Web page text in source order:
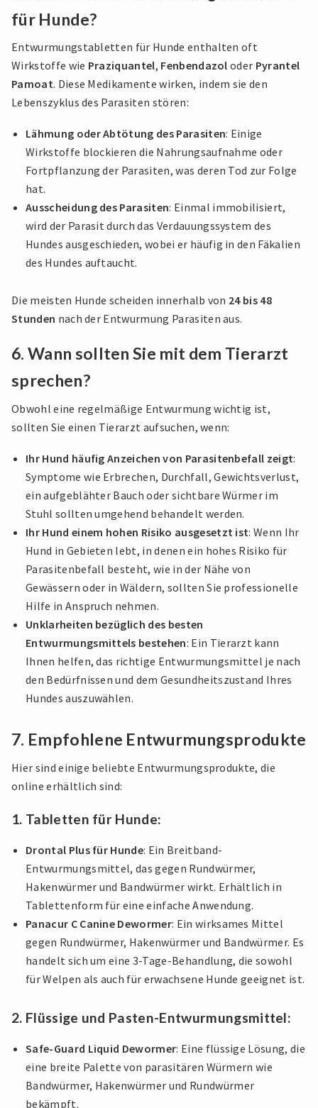
für Hunde?
Entwurmungstabletten für Hunde enthalten oft
Wirkstoffe wie Praziquantel, Fenbendazol oder Pyrantel
Pamoat. Diese Medikamente wirken, indem sie den
Lebenszyklus des Parasiten stören:
Lähmung oder Abtötung des Parasiten: Einige
Wirkstoffe blockieren die Nahrungsaufnahme oder
Fortpflanzung der Parasiten, was deren Tod zur Folge
hat.
Ausscheidung des Parasiten: Einmal immobilisiert,
wird der Parasit durch das Verdauungssystem des
Hundes ausgeschieden, wobei er häufig in den Fäkalien
des Hundes auftaucht.
Die meisten Hunde scheiden innerhalb von 24 bis 48
Stunden nach der Entwurmung Parasiten aus.
6. Wann sollten Sie mit dem Tierarzt
sprechen?
Obwohl eine regelmäßige Entwurmung wichtig ist,
sollten Sie einen Tierarzt aufsuchen, wenn:
Ihr Hund häufig Anzeichen von Parasitenbefall zeigt:
Symptome wie Erbrechen, Durchfall, Gewichtsverlust,
ein aufgeblähter Bauch oder sichtbare Würmer im
Stuhl sollten umgehend behandelt werden.
Ihr Hund einem hohen Risiko ausgesetzt ist: Wenn Ihr
Hund in Gebieten lebt, in denen ein hohes Risiko für
Parasitenbefall besteht, wie in der Nähe von
Gewässern oder in Wäldern, sollten Sie professionelle
Hilfe in Anspruch nehmen.
Unklarheiten bezüglich des besten
Entwurmungsmittels bestehen: Ein Tierarzt kann
Ihnen helfen, das richtige Entwurmungsmittel je nach
den Bedürfnissen und dem Gesundheitszustand Ihres
Hundes auszuwählen.
7. Empfohlene Entwurmungsprodukte
Hier sind einige beliebte Entwurmungsprodukte, die
online erhältlich sind:
1. Tabletten für Hunde:
Drontal Plus für Hunde: Ein Breitband-
Entwurmungsmittel, das gegen Rundwürmer,
Hakenwürmer und Bandwürmer wirkt. Erhältlich in
Tablettenform für eine einfache Anwendung.
Panacur C Canine Dewormer: Ein wirksames Mittel
gegen Rundwürmer, Hakenwürmer und Bandwürmer. Es
handelt sich um eine 3-Tage-Behandlung, die sowohl
für Welpen als auch für erwachsene Hunde geeignet ist.
2. Flüssige und Pasten-Entwurmungsmittel:
Safe-Guard Liquid Dewormer: Eine flüssige Lösung, die
eine breite Palette von parasitären Würmern wie
Bandwürmer, Hakenwürmer und Rundwürmer
bekämpft.